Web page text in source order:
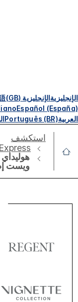
الإنجليزيةالإنجليزية (GB)
Español (España)
العربيةPortuguês (BR)
استكشف
ويست إم4 ، جي سي